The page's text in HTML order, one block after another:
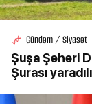
Gündəm / Siyasət
Şuşa Şəhəri
Şurası